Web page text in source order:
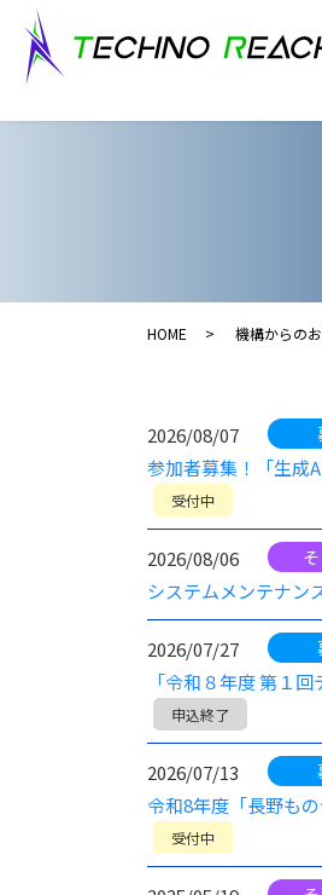
HOME 機構からの
2026/08/07
参加者募集！「生成
受付中
2026/08/06
システムメンテナン
2026/07/27
「令和８年度 第１
申込終了
2026/07/13
令和8年度「長野も
受付中